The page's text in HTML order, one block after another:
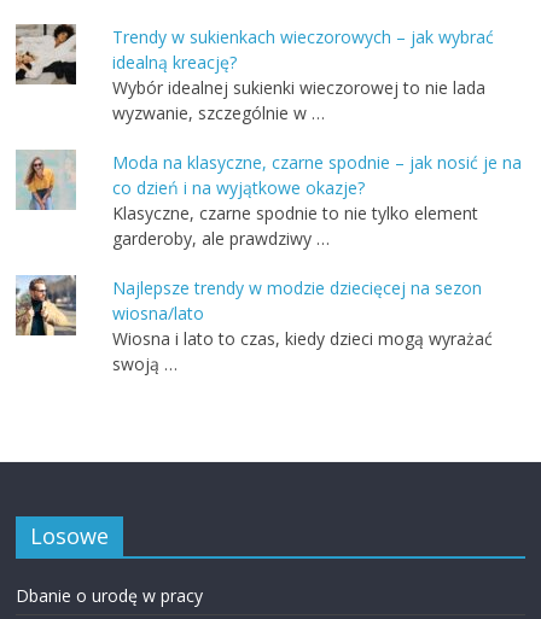
Trendy w sukienkach wieczorowych – jak wybrać
idealną kreację?
Wybór idealnej sukienki wieczorowej to nie lada
wyzwanie, szczególnie w …
Moda na klasyczne, czarne spodnie – jak nosić je na
co dzień i na wyjątkowe okazje?
Klasyczne, czarne spodnie to nie tylko element
garderoby, ale prawdziwy …
Najlepsze trendy w modzie dziecięcej na sezon
wiosna/lato
Wiosna i lato to czas, kiedy dzieci mogą wyrażać
swoją …
Losowe
Dbanie o urodę w pracy